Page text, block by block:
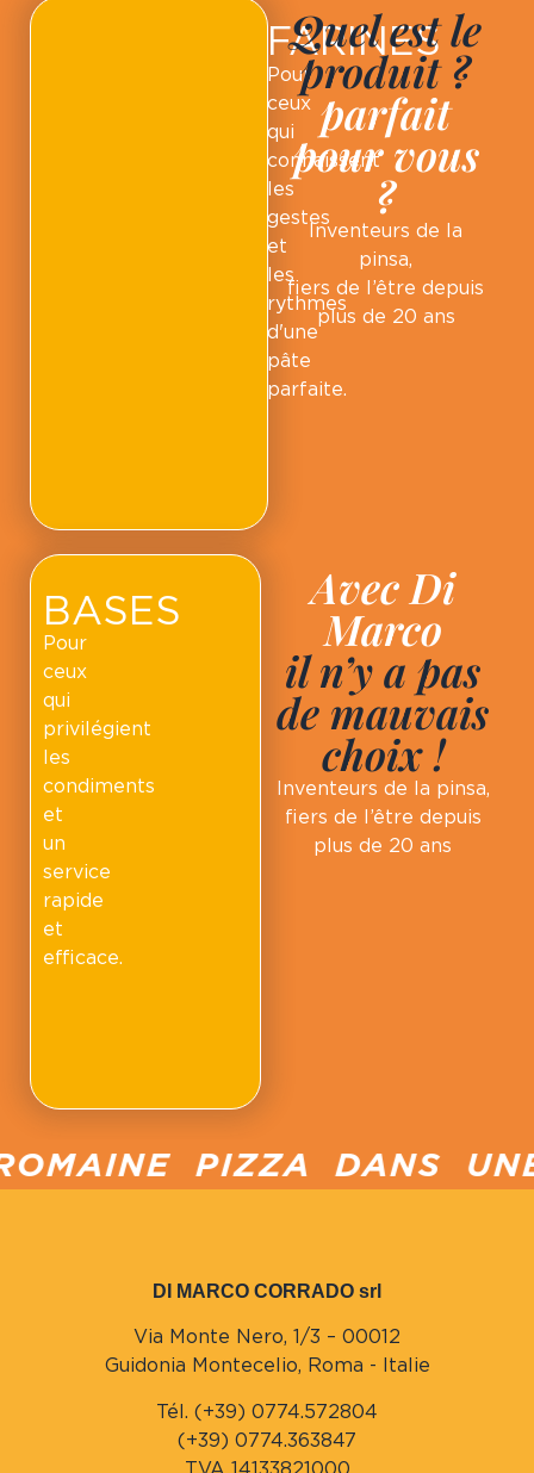
FARINES
Pour
ceux
qui
connaissent
les
gestes
et
les
rythmes
d'une
pâte
parfaite.
Quel est le
produit ?
parfait
pour vous
?
Inventeurs de la
pinsa,
fiers de l’être depuis
plus de 20 ans
Avec Di
Marco
il n’y a pas
de mauvais
choix !
Inventeurs de la pinsa,
fiers de l’être depuis
plus de 20 ans
BASES
Pour
ceux
qui
privilégient
les
condiments
et
un
service
rapide
et
efficace.
PIZZA DANS
DI MARCO CORRADO srl
Via Monte Nero, 1/3 – 00012
Guidonia Montecelio, Roma - Italie
Tél. (+39) 0774.572804
(+39) 0774.363847